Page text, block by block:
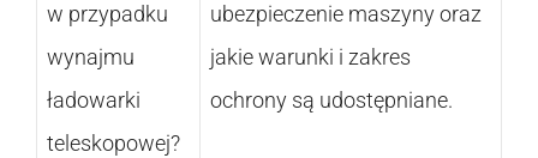
w przypadku
wynajmu
ładowarki
teleskopowej?
ubezpieczenie maszyny oraz
jakie warunki i zakres
ochrony są udostępniane.